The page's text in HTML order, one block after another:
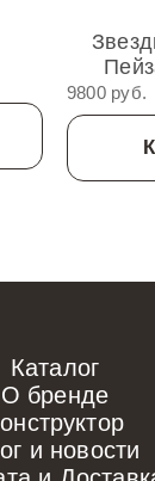
9800 руб.
Каталог
О бренде
и новости